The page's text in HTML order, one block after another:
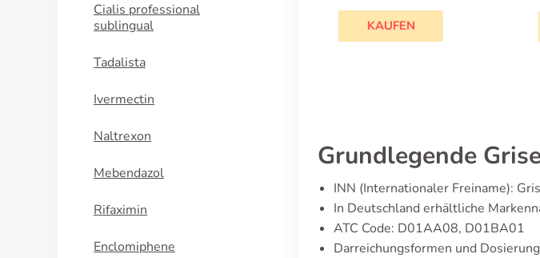
Cialis professional
sublingual
Tadalista
Ivermectin
Naltrexon
Mebendazol
Rifaximin
Enclomiphene
KAUFEN
Grundlegende
INN (Internationaler Freiname):
In Deutschland erhältliche
ATC Code: D01AA08, D01BA01
Darreichungsformen und